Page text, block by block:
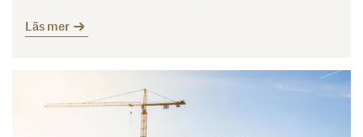
Läs mer